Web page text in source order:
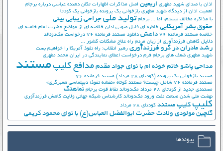
اذان با صدای شهید مطهری اربعین اصل مذاکرات اظهارات تکان دهنده عباسی درباره برجام
اهمیت اذان از دیدگاه شهید مطهری بازخوانی یک پرونده بازخوانی یک کودتا
با مذاکره مخالف نیستم، اما ... برجام تولید ملی جراحی زیبایی بینی
حقوق بشر آمریکایی خاطره ای فایل صوتی اذان خلاصه ای از مواضع حضرت امام خامنه ای
خلاصه مستند فرمانده 76
داعش دانلود مستند فرمانده 76
درخواست مک‌دونالد
دلایل کاهش فرزندآوری از زبان مردم راه علاج مشکلات کشور ...
رشد مادران در گرو فرزندآوری رهبر انقلاب: راه نفوذ آمریکا را خواهیم بست
شهید مطهری ضعف های برجام فرم درخواست اعطای نمایندگی در ایران محمد مطهری
مداحی پاشو خانم خونه ام با نوای جواد مقدم مدافع کلیپ مستند
مستند بازخوانی یک پرونده (کودتای 28 مرداد)
مستند فرمانده 76
مستند فرمانده 76 شامل چیست؟
مستند کوتاه «نقشه نفوذ؛ دیپلماسی همبرگری»
مستندی جدید از کودتای 28 مرداد
مک‌دونالد نقاط قوت برجام نماهنگ
نهضت ملي شدن صنعت نفت ورود مک‌دونالد کارشناس شبکه جهانی ولایت کاهش فرزندآوری
کلیپ کلیپ مستند کودتای 28 مرداد
گلچین مولودی ولادت حضرت ابوالفضل العباس(ع) با نوای محمود کریمی
پیوندها